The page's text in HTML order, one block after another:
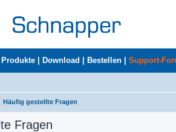
Produkte Download Bestellen Support-
Häufig gestellte Fragen
Fragen